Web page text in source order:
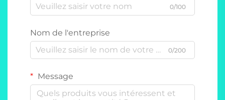
0/100
Nom de l'entreprise
0/200
Message